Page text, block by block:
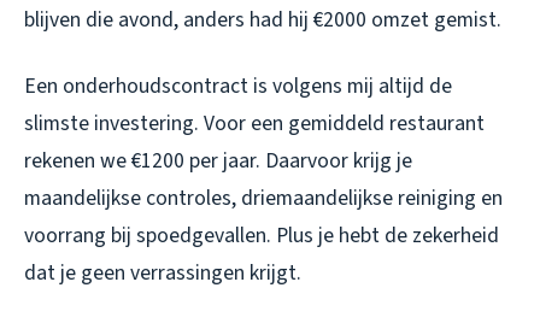
blijven die avond, anders had hij €2000 omzet gemist.
Een onderhoudscontract is volgens mij altijd de
slimste investering. Voor een gemiddeld restaurant
rekenen we €1200 per jaar. Daarvoor krijg je
maandelijkse controles, driemaandelijkse reiniging en
voorrang bij spoedgevallen. Plus je hebt de zekerheid
dat je geen verrassingen krijgt.